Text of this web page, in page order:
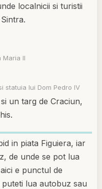
localnicii si turistii
Maria II
statuia lui Dom Pedro IV
un targ de Craciun,
in piata Figuiera, iar
de unde se pot lua
e punctul de
lua autobuz sau